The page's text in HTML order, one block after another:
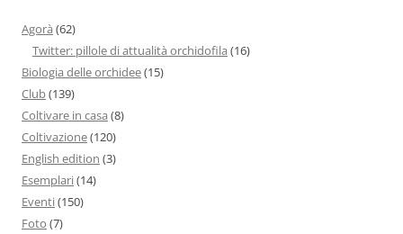
Agorà (62)
Twitter: pillole di attualità orchidofila (16)
Biologia delle orchidee(15)
Club(139)
Coltivare in casa (8)
Coltivazione(120)
English edition (3)
Esemplari(14)
Eventi(150)
Foto (7)